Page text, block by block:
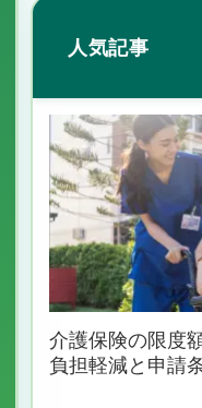
人気記事
介護保険の限度
負担軽減と申請